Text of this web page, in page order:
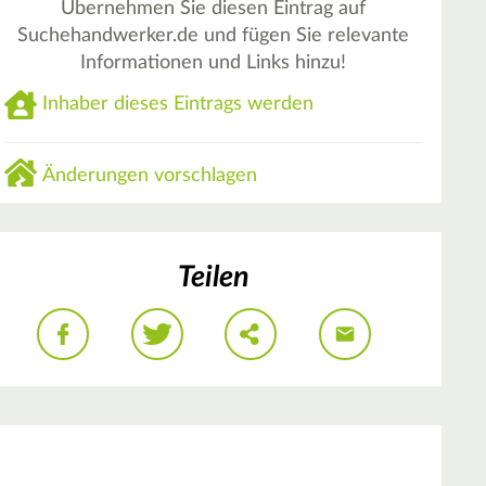
Übernehmen Sie diesen Eintrag auf
Suchehandwerker.de und fügen Sie relevante
Informationen und Links hinzu!
Inhaber dieses Eintrags werden
Änderungen vorschlagen
Teilen